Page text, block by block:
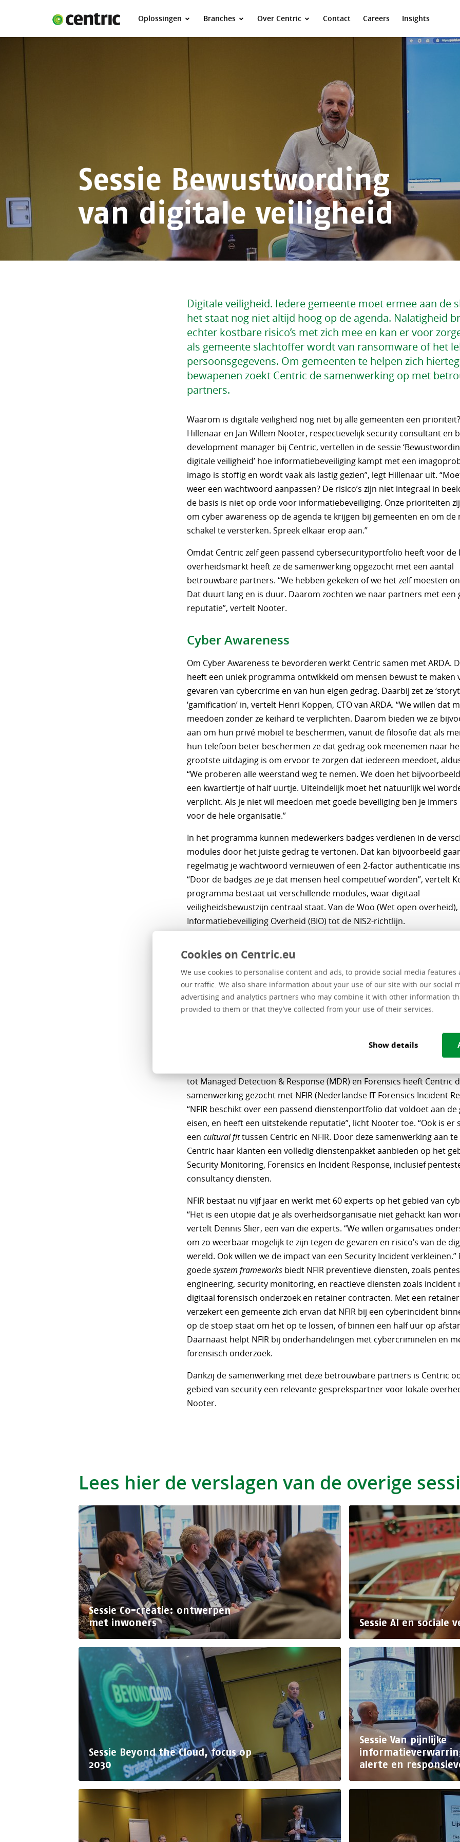
Cookies on Centric.eu
We use cookies to personalise content and ads, to provide social media features
our traffic. We also share information about your use of our site with our social
advertising and analytics partners who may combine it with other information
provided to them or that they’ve collected from your use of their services.
Show details
Oplossingen Branches Over Centric Contact Careers
Insights
Oplossingen
Sessie Bewustwording
van digitale veiligheid
Digitale veiligheid. Iedere gemeente moet ermee aan de
het staat nog niet altijd hoog op de agenda. Nalatigheid
echter kostbare risico’s met zich mee en kan er voor
als gemeente slachtoffer wordt van ransomware of het
persoonsgegevens. Om gemeenten te helpen zich
bewapenen zoekt Centric de samenwerking op met
partners.
Waarom is digitale veiligheid nog niet bij alle gemeenten een
Hillenaar en Jan Willem Nooter, respectievelijk security consultant en
development manager bij Centric, vertellen in de sessie
digitale veiligheid’ hoe informatiebeveiliging kampt met een
imago is stoffig en wordt vaak als lastig gezien”, legt Hillenaar uit.
weer een wachtwoord aanpassen? De risico’s zijn niet integraal in
de basis is niet op orde voor informatiebeveiliging. Onze prioriteiten
om cyber awareness op de agenda te krijgen bij gemeenten en om de
schakel te versterken. Spreek elkaar erop aan.”
Omdat Centric zelf geen passend cybersecurityportfolio heeft voor de
overheidsmarkt heeft ze de samenwerking opgezocht met een aantal
betrouwbare partners. “We hebben gekeken of we het zelf moesten
Dat duurt lang en is duur. Daarom zochten we naar partners met een
reputatie”, vertelt Nooter.
Cyber Awareness
Om Cyber Awareness te bevorderen werkt Centric samen met ARDA.
heeft een uniek programma ontwikkeld om mensen bewust te maken
gevaren van cybercrime en van hun eigen gedrag. Daarbij zet ze
‘gamification’ in, vertelt Henri Koppen, CTO van ARDA. “We willen dat
meedoen zonder ze keihard te verplichten. Daarom bieden we ze
aan om hun privé mobiel te beschermen, vanuit de filosofie dat als
hun telefoon beter beschermen ze dat gedrag ook meenemen naar
grootste uitdaging is om ervoor te zorgen dat iedereen meedoet,
“We proberen alle weerstand weg te nemen. We doen het
een kwartiertje of half uurtje. Uiteindelijk moet het natuurlijk wel
verplicht. Als je niet wil meedoen met goede beveiliging ben je immers
voor de hele organisatie.”
In het programma kunnen medewerkers badges verdienen in de
modules door het juiste gedrag te vertonen. Dat kan bijvoorbeeld
regelmatig je wachtwoord vernieuwen of een 2-factor authenticatie
“Door de badges zie je dat mensen heel competitief worden”, vertelt
programma bestaat uit verschillende modules, waar digitaal
veiligheidsbewustzijn centraal staat. Van de Woo (Wet open overheid),
Informatiebeveiliging Overheid (BIO) tot de NIS2-richtlijn.
medewerkers worden meegenomen in een spannend verhaal, waarin
moeten beantwoorden over het juiste gedrag. Wat moet je
je wordt gehackt en ransomware wordt gevraagd? Ook werkt ARDA
verschillende e-learning modules op basis van film. Die laten
zien, zoals de hack in Hof van Twente in 2020.
tot Managed Detection & Response (MDR) en Forensics heeft Centric
samenwerking gezocht met NFIR (Nederlandse IT Forensics Incident
“NFIR beschikt over een passend dienstenportfolio dat voldoet aan de
eisen, en heeft een uitstekende reputatie”, licht Nooter toe. “Ook is er
een cultural fittussen Centric en NFIR. Door deze samenwerking aan te
Centric haar klanten een volledig dienstenpakket aanbieden op het
Security Monitoring, Forensics en Incident Response, inclusief
consultancy diensten.
NFIR bestaat nu vijf jaar en werkt met 60 experts op het gebied van
“Het is een utopie dat je als overheidsorganisatie niet gehackt kan
vertelt Dennis Slier, een van die experts. “We willen organisaties
om zo weerbaar mogelijk te zijn tegen de gevaren en risico’s van de
wereld. Ook willen we de impact van een Security Incident verkleinen.”
goedesystem frameworks biedt NFIR preventieve diensten, zoals
engineering, security monitoring, en reactieve diensten zoals incident
digitaal forensisch onderzoek en retainer contracten. Met een
verzekert een gemeente zich ervan dat NFIR bij een cyberincident
op de stoep staat om het op te lossen, of binnen een half uur op
Daarnaast helpt NFIR bij onderhandelingen met cybercriminelen en
forensisch onderzoek.
Dankzij de samenwerking met deze betrouwbare partners is Centric
gebied van security een relevante gesprekspartner voor lokale
Nooter.
Lees hier de verslagen van de overige
Sessie Co-creatie: ontwerpen
met inwoners
Sessie AI en sociale
Sessie Beyond the Cloud, focus op
2030
Sessie Van pijnlijke
alerte en